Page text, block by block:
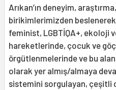
Arıkan’ın deneyim,
birikimlerimizden
feminist, LGBTİQA+, ekoloji
hareketlerinde, çocuk ve
örgütlenmelerinde ve bu
olarak yer almış/almaya
sistemini sorgulayan, çeşitli